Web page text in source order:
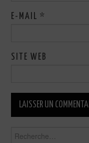
E-MAIL*
SITE WEB